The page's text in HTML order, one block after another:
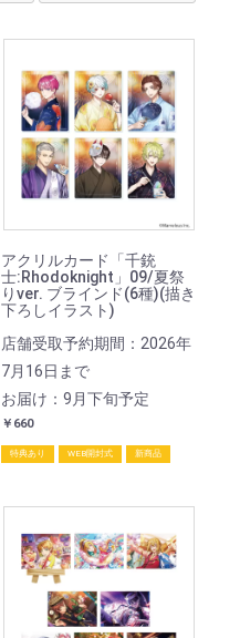
アクリルカード「千銃
士:Rhodoknight」09/夏祭
りver. ブラインド(6種)(描き
下ろしイラスト)
店舗受取予約期間：2026年
7月16日まで
お届け：9月下旬予定
￥660
特典あり WEB開封式 新商品